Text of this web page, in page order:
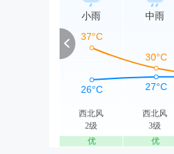
小雨
西北风
2级
优
中雨
西北风
3级
优